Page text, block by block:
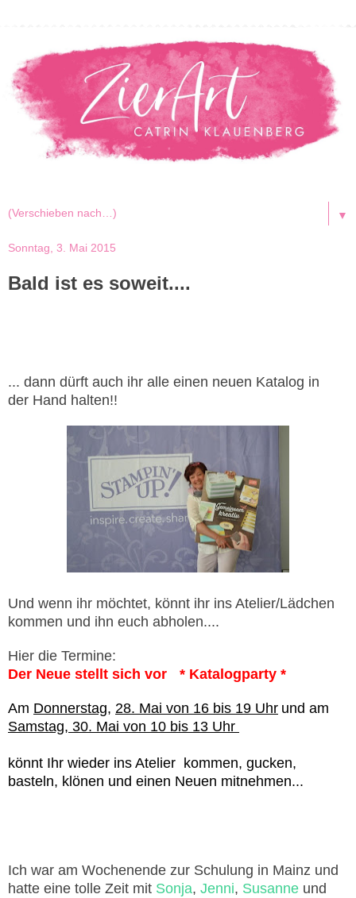
▼
Sonntag, 3. Mai 2015
Bald ist es soweit....
... dann dürft auch ihr alle einen neuen Katalog in
der Hand halten!!
Und wenn ihr möchtet, könnt ihr ins Atelier/Lädchen
kommen und ihn euch abholen....
Hier die Termine:
Der Neue stellt sich vor
* Katalogparty *
Am Donnerstag, 28. Mai von 16 bis 19 Uhr und am
Samstag, 30. Mai von 10 bis 13 Uhr
könnt Ihr wieder ins Atelier kommen, gucken,
basteln, klönen und einen Neuen mitnehmen...
Ich war am Wochenende zur Schulung in Mainz und
hatte eine tolle Zeit mit Sonja, Jenni, Susanne und